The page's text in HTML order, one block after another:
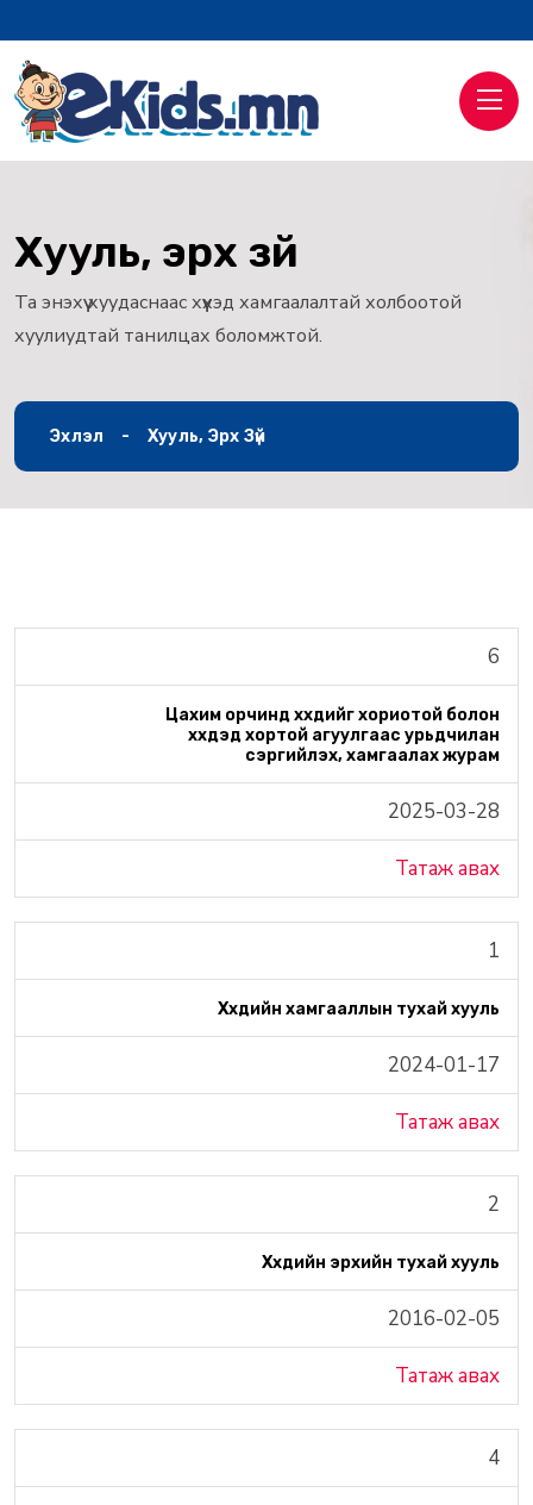
Хууль, эрх зүй
Та энэхүү хуудаснаас хүүхэд хамгаалалтай холбоотой
хуулиудтай танилцах боломжтой.
Эхлэл Хууль, Эрх Зүй
6
Цахим орчинд хүүхдийг хориотой болон
хүүхдэд хортой агуулгаас урьдчилан
сэргийлэх, хамгаалах журам
2025-03-28
Татаж авах
1
Хүүхдийн хамгааллын тухай хууль
2024-01-17
Татаж авах
2
Хүүхдийн эрхийн тухай хууль
2016-02-05
Татаж авах
4